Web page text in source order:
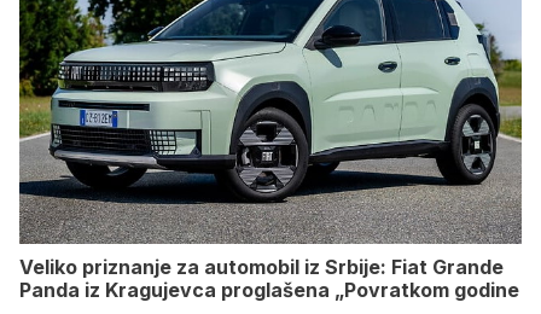
Veliko priznanje za automobil iz Srbije: Fiat Grande
Panda iz Kragujevca proglašena „Povratkom godine